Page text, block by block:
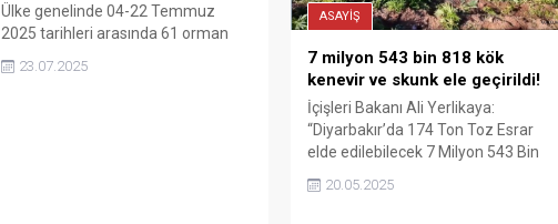
Ülke genelinde 04-22 Temmuz
2025 tarihleri arasında 61 orman
İlgili Jandarma Genel Komutanlığı
23.07.2025
ASAYİŞ
7 milyon 543 bin 818 kök
kenevir ve skunk ele geçirildi!
İçişleri Bakanı Ali Yerlikaya:
“Diyarbakır’da 174 Ton Toz Esrar
elde edilebilecek 7 Milyon 543 Bin
geçirdik”
20.05.2025